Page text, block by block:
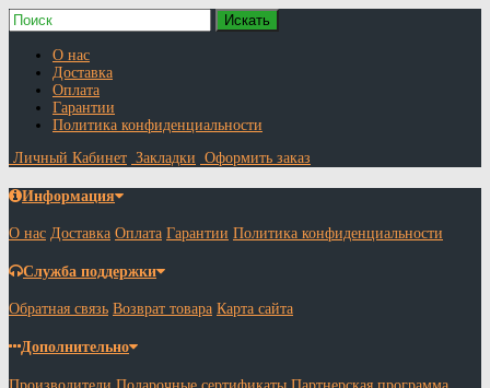
О нас
Доставка
Оплата
Гарантии
Политика конфиденциальности
Личный Кабинет Закладки Оформить заказ
Информация
О нас Доставка Оплата Гарантии Политика конфиденциальности
Служба поддержки
Обратная связь Возврат товара Карта сайта
Дополнительно